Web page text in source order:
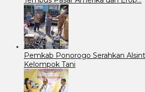
Pemkab Ponorogo Serahkan
Kelompok Tani